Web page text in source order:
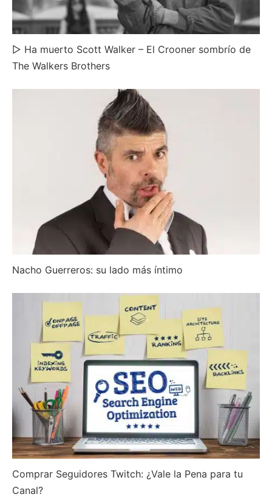
▷ Ha muerto Scott Walker – El Crooner sombrío de
The Walkers Brothers
Nacho Guerreros: su lado más íntimo
Comprar Seguidores Twitch: ¿Vale la Pena para tu
Canal?